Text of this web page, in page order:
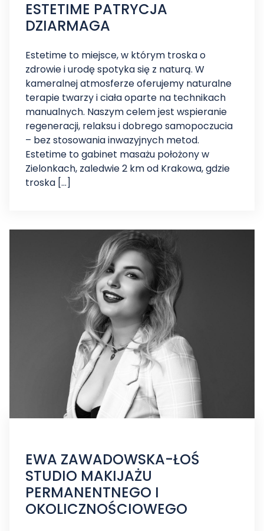
ESTETIME PATRYCJA
DZIARMAGA
Estetime to miejsce, w którym troska o
zdrowie i urodę spotyka się z naturą. W
kameralnej atmosferze oferujemy naturalne
terapie twarzy i ciała oparte na technikach
manualnych. Naszym celem jest wspieranie
regeneracji, relaksu i dobrego samopoczucia
– bez stosowania inwazyjnych metod.
Estetime to gabinet masażu położony w
Zielonkach, zaledwie 2 km od Krakowa, gdzie
troska […]
EWA ZAWADOWSKA-ŁOŚ
STUDIO MAKIJAŻU
PERMANENTNEGO I
OKOLICZNOŚCIOWEGO